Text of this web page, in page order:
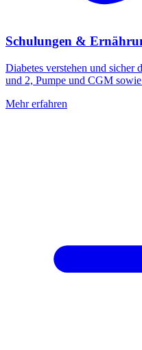
Schulungen &
Diabetes verstehen und sicher
und 2, Pumpe und CGM
Mehr erfahren